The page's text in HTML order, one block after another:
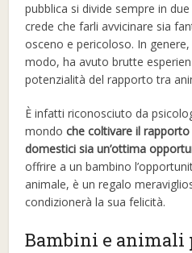
pubblica si divide sempre in
crede che farli avvicinare sia
osceno e pericoloso. In
modo, ha avuto brutte
potenzialità del rapporto tra
È infatti riconosciuto da
mondoche coltivare il
domestici sia un’ottima
offrire a un bambino
animale, è un regalo
condizionerà la sua felicità.
Bambini e animali